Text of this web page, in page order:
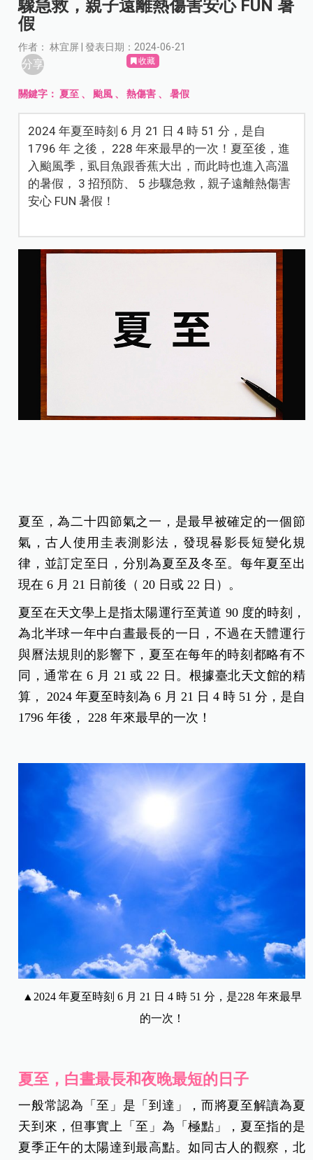
驟急救，親子遠離熱傷害安心 FUN 暑
假
作者： 林宜屏 | 發表日期：2024-06-21
分享 收藏
關鍵字：夏至 、 颱風 、熱傷害 、暑假
2024 年夏至時刻 6 月 21 日 4 時 51 分，是自
1796 年 之後， 228 年來最早的一次！夏至後，進
入颱風季，虱目魚跟香蕉大出，而此時也進入高溫
的暑假， 3 招預防、 5 步驟急救，親子遠離熱傷害
安心 FUN 暑假！
夏至，為二十四節氣之一，是最早被確定的一個節
氣，古人使用圭表測影法，發現晷影長短變化規
律，並訂定至日，分別為夏至及冬至。每年夏至出
現在 6 月 21 日前後（ 20 日或 22 日）。
夏至在天文學上是指太陽運行至黃道 90 度的時刻，
為北半球一年中白晝最長的一日，不過在天體運行
與曆法規則的影響下，夏至在每年的時刻都略有不
同，通常在 6 月 21 或 22 日。根據臺北天文館的精
算， 2024 年夏至時刻為 6 月 21 日 4 時 51 分，是自
1796 年後， 228 年來最早的一次！
▲2024 年夏至時刻 6 月 21 日 4 時 51 分，是228 年來最早
的一次！
夏至，白晝最長和夜晚最短的日子
一般常認為「至」是「到達」，而將夏至解讀為夏
天到來，但事實上「至」為「極點」，夏至指的是
夏季正午的太陽達到最高點。如同古人的觀察，北